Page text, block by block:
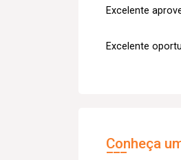
Excelente
Excelente
Conheça